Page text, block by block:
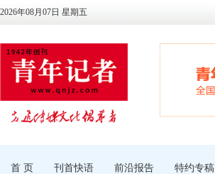
2026年08月07日 星期五
首 页 刊首快语 前沿报告 特约专稿